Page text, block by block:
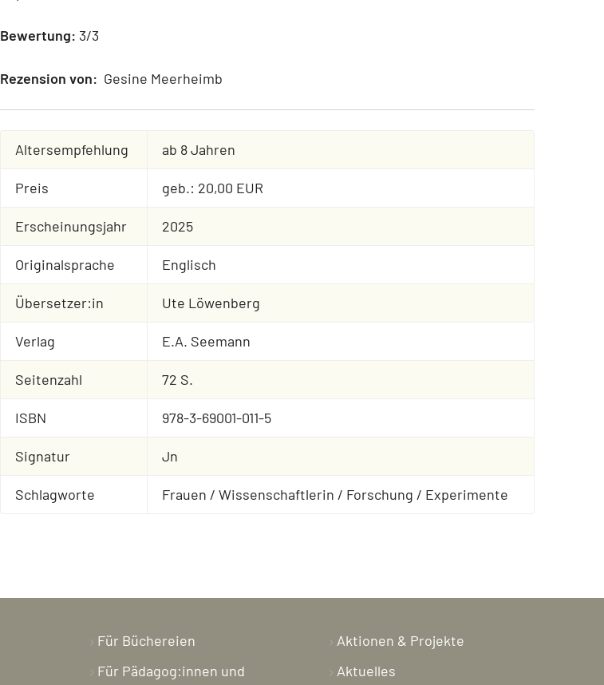
Bewertung: 3/3
Rezension von: Gesine Meerheimb
Altersempfehlung ab 8 Jahren
Preis geb.: 20,00 EUR
Erscheinungsjahr 2025
Originalsprache Englisch
Übersetzer:in Ute Löwenberg
Verlag E.A. Seemann
Seitenzahl 72 S.
ISBN 978-3-69001-011-5
Signatur Jn
Schlagworte Frauen / Wissenschaftlerin / Forschung / Experimente
Für Büchereien
Für Pädagog:innen und
Aktionen & Projekte
Aktuelles